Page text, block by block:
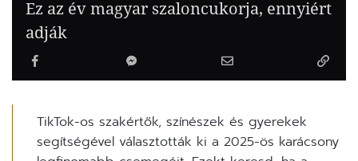
Ez az év magyar szaloncukorja, ennyiért
adják
TikTok-os szakértők, színészek és gyerekek
segítségével választották ki a 2025-ös karácsony